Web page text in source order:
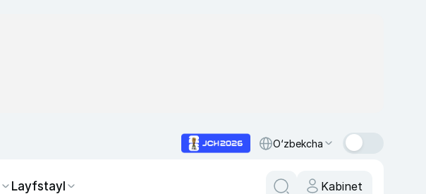
O‘zbekcha
Layfstayl Kabinet